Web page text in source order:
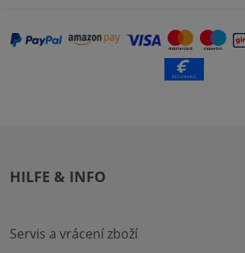
HILFE & INFO
Servis a vrácení zboží